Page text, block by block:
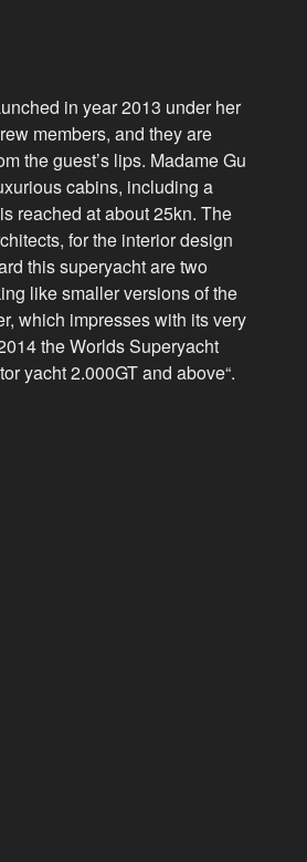
in year 2013 under her
members, and they are
the guest’s lips. Madame Gu
cabins, including a
reached at about 25kn. The
for the interior design
this superyacht are two
like smaller versions of the
which impresses with its very
the Worlds Superyacht
yacht 2.000GT and above“.